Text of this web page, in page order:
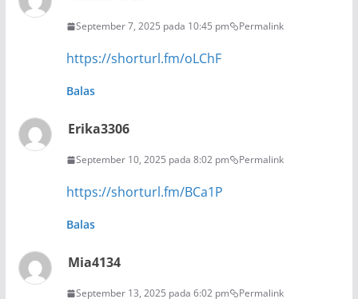
September 7, 2025 pada 10:45 pm Permalink
https://shorturl.fm/oLChF
Balas
Erika3306
September 10, 2025 pada 8:02 pm Permalink
https://shorturl.fm/BCa1P
Balas
Mia4134
September 13, 2025 pada 6:02 pm Permalink